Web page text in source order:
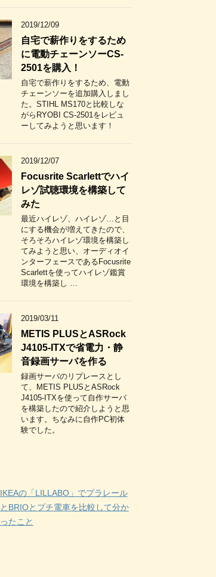
2019/12/09
自宅で薪作りをするため
に電動チェーンソーCS-
2501を購入！
自宅で薪作りをするため、電動
チェーンソーを追加購入しまし
た。STIHL MS170と比較しな
がらRYOBI CS-2501をレビュ
ーしてみようと思います！
2019/12/07
Focusrite Scarlettでハイ
レゾ試聴環境を構築して
みた
最近ハイレゾ、ハイレゾ…と目
にする機会が増えてきたので、
そろそろハイレゾ環境を構築し
てみようと思い、オーディオイ
ンターフェースであるFocusrite
Scarlettを使ってハイレゾ鑑賞
環境を構築し …
2019/03/11
METIS PLUSとASRock
J4105-ITXで省電力・静
音録画サーバを作る
録画サーバのリプレースとし
て、METIS PLUSとASRock
J4105-ITXを使って自作サーバ
を構築したので紹介しようと思
います。ちなみに自作PC初体
験でした。
IKEAの「LILLABO」でプラレール
とBRIOとプチ電車を比較して分か
ったこと